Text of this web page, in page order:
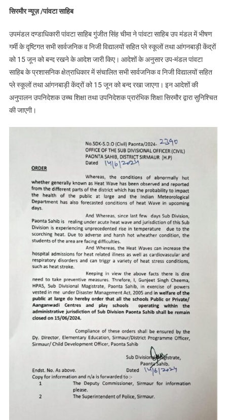
सिरमौर न्यूज़ /पांवटा साहिब
उपमंडल दण्डाधिकारी पांवटा साहिब गुंजीत सिंह चीमा ने पांवटा साहिब उप मंडल में भीषण
गर्मी के दृष्टिगत सभी सार्वजनिक व निजी विद्यालयों सहित प्ले स्कूलों तथा आंगनबाड़ी केंद्रों
को 15 जून को बन्द रखने के आदेश जारी किए। आदेशों के अनुसार उप-मंडल पांवटा
साहिब के प्रशासनिक क्षेत्राधिकार में संचालित सभी सार्वजनिक व निजी विद्यालयों सहित
प्ले स्कूलों तथा आंगनबाड़ी केंद्रों को 15 जून को बन्द रखा जाएगा। इन आदेशों की
अनुपालन उपनिदेशक उच्च शिक्षा तथा उपनिदेशक प्रारंभिक शिक्षा सिरमौर द्वारा सुनिश्चित
की जाएगी।